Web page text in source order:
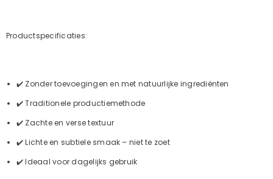
Productspecificaties:
✔️ Zonder toevoegingen en met natuurlijke ingrediënten
✔️ Traditionele productiemethode
✔️ Zachte en verse textuur
✔️ Lichte en subtiele smaak – niet te zoet
✔️ Ideaal voor dagelijks gebruik